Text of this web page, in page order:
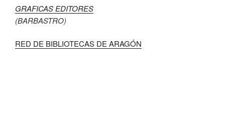
GRAFICAS EDITORES
(BARBASTRO)
RED DE BIBLIOTECAS DE ARAGÓN